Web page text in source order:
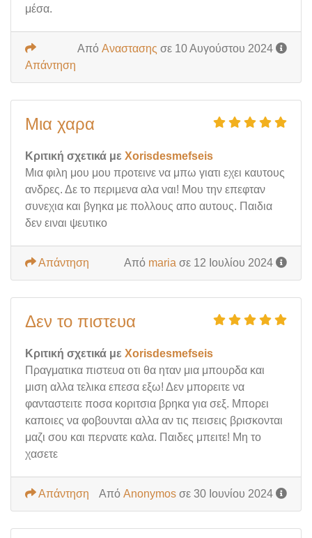
μέσα.
Από Aναστασης σε 10 Αυγούστου 2024
Απάντηση
Μια χαρα
Κριτική σχετικά με Xorisdesmefseis
Μια φιλη μου μου προτεινε να μπω γιατι εχει καυτους
ανδρες. Δε το περιμενα αλα ναι! Μου την επεφταν
συνεχια και βγηκα με πολλους απο αυτους. Παιδια
δεν ειναι ψευτικο
Από maria σε 12 Ιουλίου 2024
Απάντηση
Δεν το πιστευα
Κριτική σχετικά με Xorisdesmefseis
Πραγματικα πιστευα οτι θα ηταν μια μπουρδα και
μιση αλλα τελικα επεσα εξω! Δεν μπορειτε να
φανταστειτε ποσα κοριτσια βρηκα για σεξ. Μπορει
καποιες να φοβουνται αλλα αν τις πεισεις βρισκονται
μαζι σου και περνατε καλα. Παιδες μπειτε! Μη το
χασετε
Από Anonymos σε 30 Ιουνίου 2024
Απάντηση